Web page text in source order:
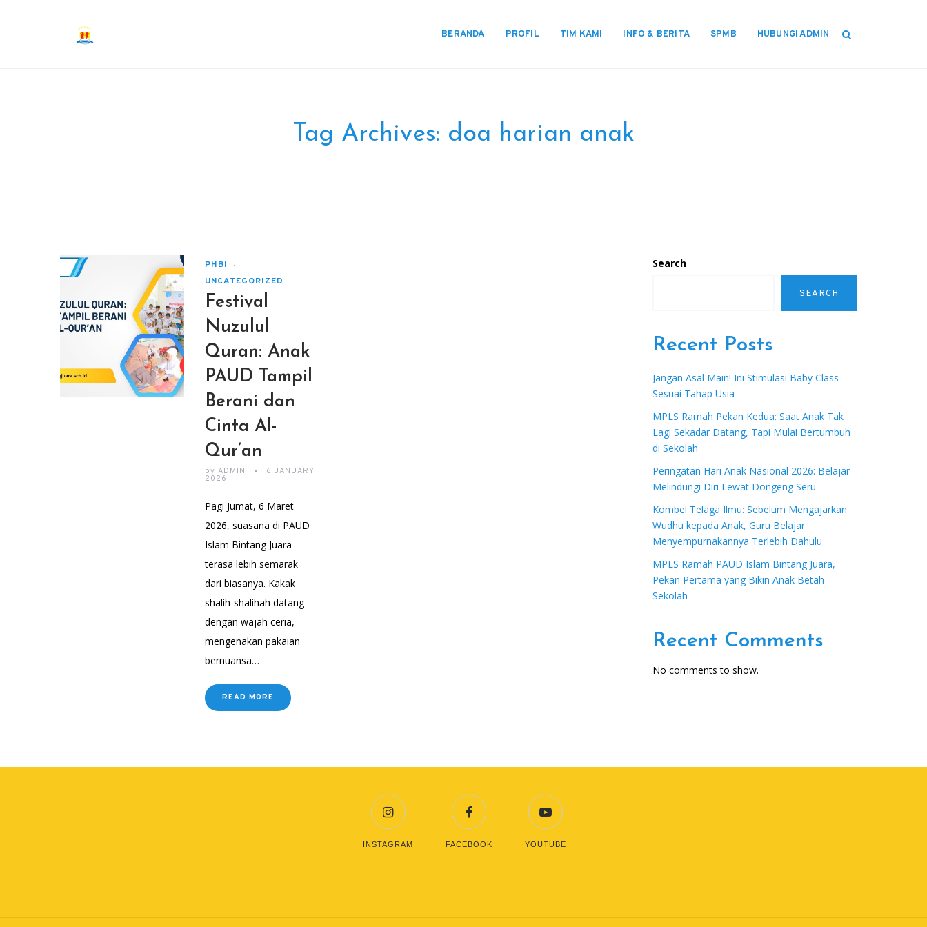
BERANDA PROFIL TIM KAMI INFO & BERITA SPMB HUBUNGI ADMIN
Tag Archives: doa harian anak
PHBI
UNCATEGORIZED
Festival
Nuzulul
Quran: Anak
PAUD Tampil
Berani dan
Cinta Al-
Qur’an
by ADMIN 6 JANUARY
2026
Pagi Jumat, 6 Maret
2026, suasana di PAUD
Islam Bintang Juara
terasa lebih semarak
dari biasanya. Kakak
shalih-shalihah datang
dengan wajah ceria,
mengenakan pakaian
bernuansa…
READ MORE
Search
SEARCH
Recent Posts
Jangan Asal Main! Ini Stimulasi Baby Class
Sesuai Tahap Usia
MPLS Ramah Pekan Kedua: Saat Anak Tak
Lagi Sekadar Datang, Tapi Mulai Bertumbuh
di Sekolah
Peringatan Hari Anak Nasional 2026: Belajar
Melindungi Diri Lewat Dongeng Seru
Kombel Telaga Ilmu: Sebelum Mengajarkan
Wudhu kepada Anak, Guru Belajar
Menyempurnakannya Terlebih Dahulu
MPLS Ramah PAUD Islam Bintang Juara,
Pekan Pertama yang Bikin Anak Betah
Sekolah
Recent Comments
No comments to show.
INSTAGRAM FACEBOOK YOUTUBE